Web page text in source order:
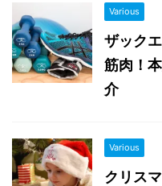
Various
ザック
筋肉！
介
Various
クリス